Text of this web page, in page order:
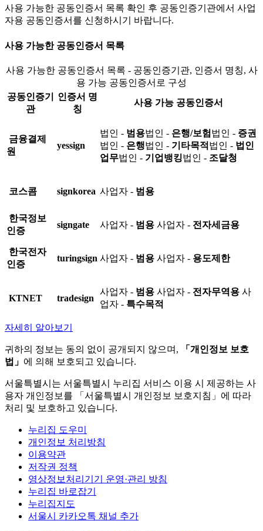
사용 가능한 공동인증서 목록 확인 후 공동인증기관에서 사업
자용 공동인증서를 신청하시기 바랍니다.
사용 가능한 공동인증서 목록
사용 가능한 공동인증서 목록 - 공동인증기관, 인증서 명칭, 사
용 가능 공동인증서로 구성
공동인증기
관
인증서 명
칭
사용 가능 공동인증서
금융결제
원
yessign
법인 - 범용법인 - 은행/보험 법인 - 증권
법인 - 은행법인 - 기타목적 법인 - 법인
업무법인 - 기업뱅킹법인 - 조달청
코스콤 signkorea 사업자 - 범용
한국정보
인증
signgate 사업자 - 범용 사업자 - 전자세금용
한국전자
인증
turingsign 사업자 - 범용 사업자 - 용도제한
KTNET tradesign
사업자 - 범용 사업자 - 전자무역용 사
업자 - 특수목적
자세히 알아보기
귀하의 정보는 동의 없이 공개되지 않으며,
「개인정보 보호
법」 에 의해 보호되고 있습니다.
서울특별시는 서울특별시 누리집 서비스 이용 시 제공하는 사
용자 개인정보를 「서울특별시 개인정보 보호지침」에 따라
처리 및 보호하고 있습니다.
누리집 도우미
개인정보 처리방침
이용약관
저작권 정책
영상정보처리기기 운영·관리 방침
누리집 바로잡기
누리집지도
서울시 카카오톡 채널 추가